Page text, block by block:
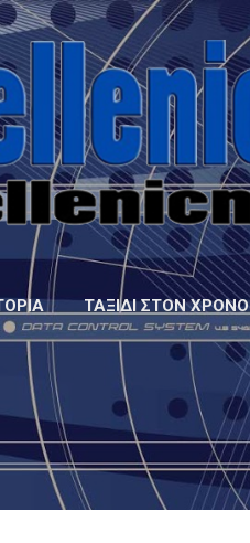
στο κύριο περιεχόμενο
ΤΑΞΊΔΙ ΣΤΟΝ ΧΡΌΝΟ